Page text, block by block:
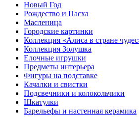
Новый Год
Рождество и Пасха
Масленица
Городские картинки
Коллекция «Алиса в стране
Коллекция Золушка
Елочные игрушки
Предметы интерьера
Фигуры на подставке
Качалки и свистки
Подсвечники и колокольчики
Шкатулки
Барельефы и настенная керамика